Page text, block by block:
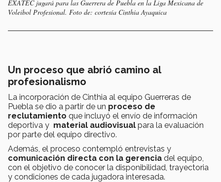
EXATEC jugará para las Guerrera de Puebla en la Liga Mexicana de
Voleibol Profesional. Foto de: cortesía Cinthia Ayaquica
Un proceso que abrió camino al
profesionalismo
​​La incorporación de Cinthia al equipo Guerreras de
Puebla se dio a partir de un proceso de
reclutamiento que incluyó el envío de información
deportiva y material audiovisual para la evaluación
por parte del equipo directivo.
Además, el proceso contempló entrevistas y
comunicación directa con la gerencia del equipo,
con el objetivo de conocer la disponibilidad, trayectoria
y condiciones de cada jugadora interesada.